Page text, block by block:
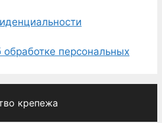
персональных
крепежа